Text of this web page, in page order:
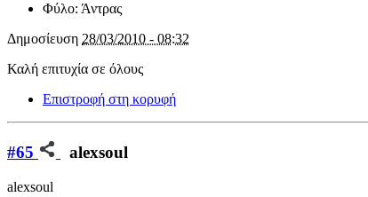
Φύλο: Άντρας
Δημοσίευση 28/03/2010 - 08:32
Καλή επιτυχία σε όλους
Επιστροφή στη κορυφή
#65 alexsoul
alexsoul